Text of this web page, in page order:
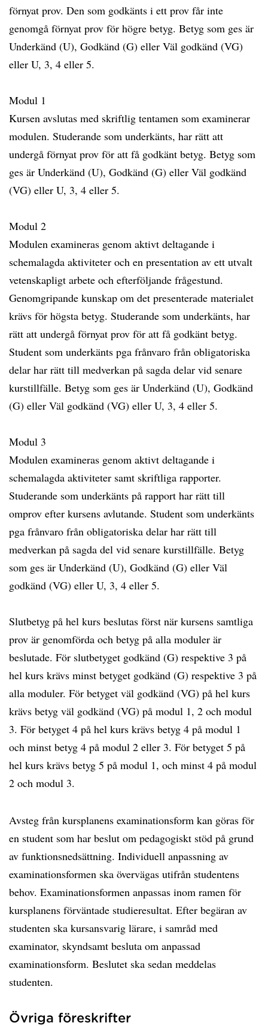
förnyat prov. Den som godkänts i ett prov får inte
genomgå förnyat prov för högre betyg. Betyg som ges är
Underkänd (U), Godkänd (G) eller Väl godkänd (VG)
eller U, 3, 4 eller 5.
Modul 1
Kursen avslutas med skriftlig tentamen som examinerar
modulen. Studerande som underkänts, har rätt att
undergå förnyat prov för att få godkänt betyg. Betyg som
ges är Underkänd (U), Godkänd (G) eller Väl godkänd
(VG) eller U, 3, 4 eller 5.
Modul 2
Modulen examineras genom aktivt deltagande i
schemalagda aktiviteter och en presentation av ett utvalt
vetenskapligt arbete och efterföljande frågestund.
Genomgripande kunskap om det presenterade materialet
krävs för högsta betyg. Studerande som underkänts, har
rätt att undergå förnyat prov för att få godkänt betyg.
Student som underkänts pga frånvaro från obligatoriska
delar har rätt till medverkan på sagda delar vid senare
kurstillfälle. Betyg som ges är Underkänd (U), Godkänd
(G) eller Väl godkänd (VG) eller U, 3, 4 eller 5.
Modul 3
Modulen examineras genom aktivt deltagande i
schemalagda aktiviteter samt skriftliga rapporter.
Studerande som underkänts på rapport har rätt till
omprov efter kursens avlutande. Student som underkänts
pga frånvaro från obligatoriska delar har rätt till
medverkan på sagda del vid senare kurstillfälle. Betyg
som ges är Underkänd (U), Godkänd (G) eller Väl
godkänd (VG) eller U, 3, 4 eller 5.
Slutbetyg på hel kurs beslutas först när kursens samtliga
prov är genomförda och betyg på alla moduler är
beslutade. För slutbetyget godkänd (G) respektive 3 på
hel kurs krävs minst betyget godkänd (G) respektive 3 på
alla moduler. För betyget väl godkänd (VG) på hel kurs
krävs betyg väl godkänd (VG) på modul 1, 2 och modul
3. För betyget 4 på hel kurs krävs betyg 4 på modul 1
och minst betyg 4 på modul 2 eller 3. För betyget 5 på
hel kurs krävs betyg 5 på modul 1, och minst 4 på modul
2 och modul 3.
Avsteg från kursplanens examinationsform kan göras för
en student som har beslut om pedagogiskt stöd på grund
av funktionsnedsättning. Individuell anpassning av
examinationsformen ska övervägas utifrån studentens
behov. Examinationsformen anpassas inom ramen för
kursplanens förväntade studieresultat. Efter begäran av
studenten ska kursansvarig lärare, i samråd med
examinator, skyndsamt besluta om anpassad
examinationsform. Beslutet ska sedan meddelas
studenten.
Övriga föreskrifter